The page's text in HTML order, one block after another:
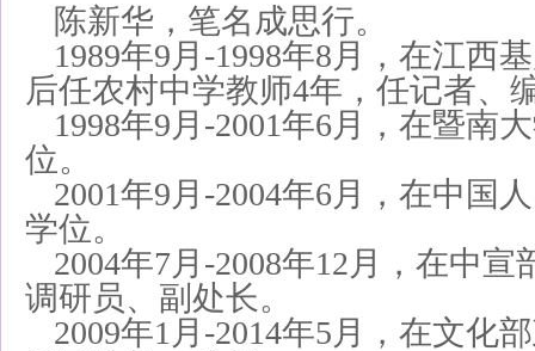
陈新华，笔名成思行。
1989年9月-1998年8月，在江西
后任农村中学教师4年，任记者、
1998年9月-2001年6月，在暨南
位。
2001年9月-2004年6月，在中国
学位。
2004年7月-2008年12月，在中
调研员、副处长。
2009年1月-2014年5月，在文化